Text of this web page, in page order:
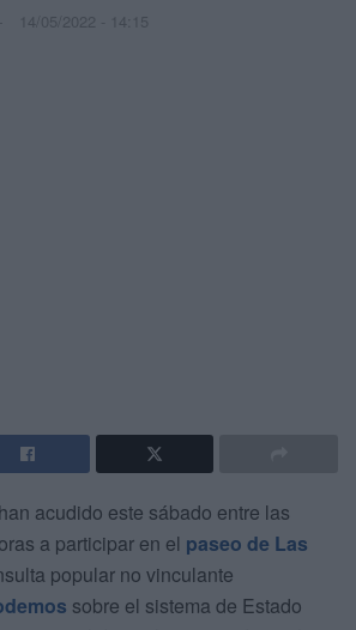
14/05/2022 - 14:15
acudido este sábado entre las
a participar en el paseo de Las
popular no vinculante
sobre el sistema de Estado